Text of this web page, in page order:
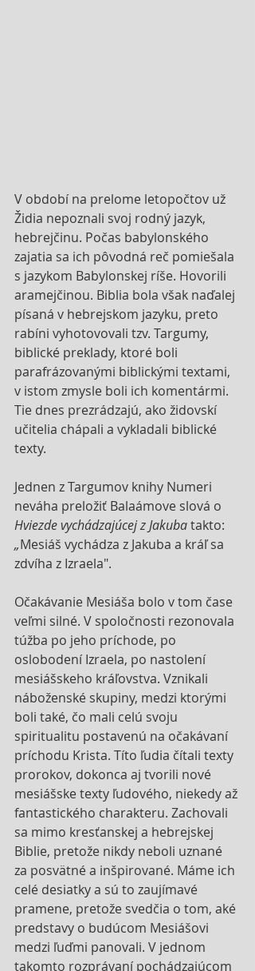
V období na prelome letopočtov už
Židia nepoznali svoj rodný jazyk,
hebrejčinu. Počas babylonského
zajatia sa ich pôvodná reč pomiešala
s jazykom Babylonskej ríše. Hovorili
aramejčinou. Biblia bola však naďalej
písaná v hebrejskom jazyku, preto
rabíni vyhotovovali tzv. Targumy,
biblické preklady, ktoré boli
parafrázovanými biblickými textami,
v istom zmysle boli ich komentármi.
Tie dnes prezrádzajú, ako židovskí
učitelia chápali a vykladali biblické
texty.
Jednen z Targumov knihy Numeri
neváha preložiť Balaámove slová o
Hviezde vychádzajúcej z Jakuba takto:
„Mesiáš vychádza z Jakuba a kráľ sa
zdvíha z Izraela".
Očakávanie Mesiáša bolo v tom čase
veľmi silné. V spoločnosti rezonovala
túžba po jeho príchode, po
oslobodení Izraela, po nastolení
mesiášskeho kráľovstva. Vznikali
náboženské skupiny, medzi ktorými
boli také, čo mali celú svoju
spiritualitu postavenú na očakávaní
príchodu Krista. Títo ľudia čítali texty
prorokov, dokonca aj tvorili nové
mesiášske texty ľudového, niekedy až
fantastického charakteru. Zachovali
sa mimo kresťanskej a hebrejskej
Biblie, pretože nikdy neboli uznané
za posvätné a inšpirované. Máme ich
celé desiatky a sú to zaujímavé
pramene, pretože svedčia o tom, aké
predstavy o budúcom Mesiášovi
medzi ľuďmi panovali. V jednom
takomto rozprávaní pochádzajúcom